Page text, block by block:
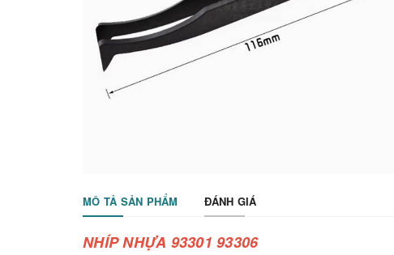
MÔ TẢ SẢN PHẨM ĐÁNH GIÁ
NHÍP NHỰA 93301 93306